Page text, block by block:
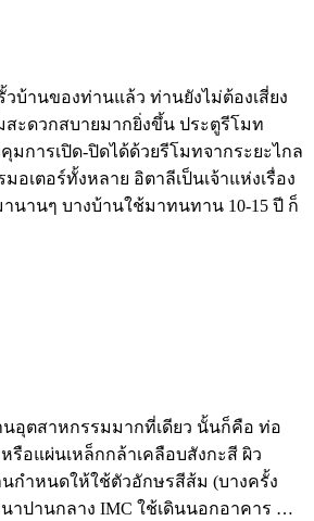
บ้านของท่านแล้ว ท่านยังไม่ต้องเสี่ยง
ะดวกสบายมากยิ่งขึ้น ประตูรีโมท
การเปิด-ปิดได้ด้วยรีโมทจากระยะไกล
เตอร์ทั้งหลาย อิตาลีเป็นเจ้าแห่งเรื่อง
นานๆ บางบ้านใช้มาทนทาน 10-15 ปี ก็
อุตสาหกรรมมากที่เดียว นั้นก็คือ ท่อ
รือแผ่นเหล็กกล้าเคลือบสังกะสี ผิว
กำหนดให้ใช้ตัวอักษรสีส้ม (บางครั้ง
าปานกลาง IMC ใช้เดินนอกอาคาร …